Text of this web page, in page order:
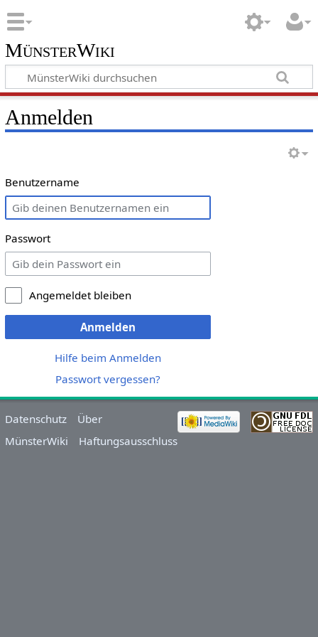
MünsterWiki
Anmelden
Benutzername
Passwort
Angemeldet bleiben
Anmelden
Hilfe beim Anmelden
Passwort vergessen?
Datenschutz
Über
MünsterWiki
Haftungsausschluss